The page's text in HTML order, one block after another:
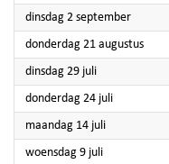
dinsdag 2 september2025
donderdag 21 augustus2025
dinsdag 29 juli2025
donderdag 24 juli2025
maandag 14 juli2025
woensdag 9 juli2025